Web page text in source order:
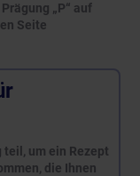
„P“ auf
Seite
um ein Rezept
die Ihnen